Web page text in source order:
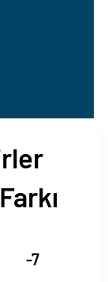
-7